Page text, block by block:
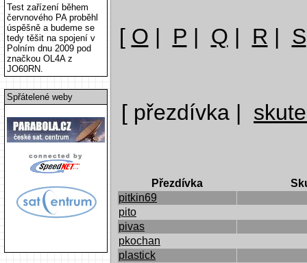
Test zařízení během
červnového PA proběhl
úspěšně a budeme se
tedy těšit na spojení v
Polním dnu 2009 pod
značkou OL4A z
JO60RN.
Spřátelené weby
[ O | P | Q | R | S
[ přezdívka |
Přezdívka
pitkin69
pito
pivas
pkochan
plastick